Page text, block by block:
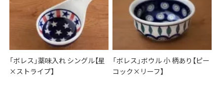
「ボレス」薬味入れ シングル【星
×ストライプ】
「ボレス」ボウル 小 柄あり【ピー
コック×リーフ】